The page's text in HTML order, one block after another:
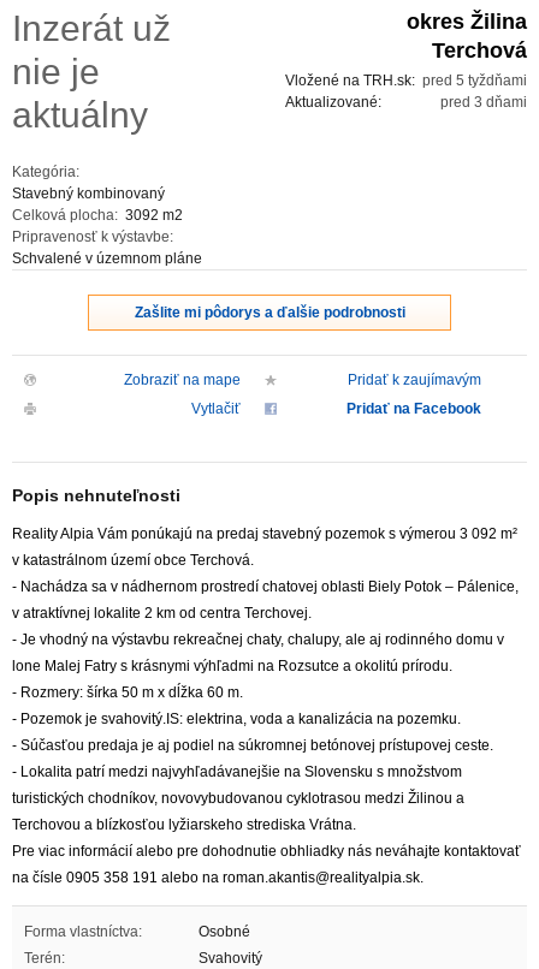
ZVÝRAZNENIE REALITNÝCH INZERÁTOV
OBCHODNÉ PODMIENKY
Inzerát už
nie je
aktuálny
Kategória:
Stavebný kombinovaný
Celková plocha: 3092 m2
Pripravenosť k výstavbe:
Schvalené v územnom pláne
okres Žilina
Terchová
pred 5 tyždňami
Vložené na TRH.sk:
pred 3 dňami
Aktualizované:
Zašlite mi pôdorys a ďalšie podrobnosti
Zobraziť na mape
Pridať k zaujímavým
Vytlačiť
Pridať na Facebook
Popis nehnuteľnosti
Reality Alpia Vám ponúkajú na predaj stavebný pozemok s výmerou 3 092 m²
v katastrálnom území obce Terchová.
- Nachádza sa v nádhernom prostredí chatovej oblasti Biely Potok – Pálenice,
v atraktívnej lokalite 2 km od centra Terchovej.
- Je vhodný na výstavbu rekreačnej chaty, chalupy, ale aj rodinného domu v
lone Malej Fatry s krásnymi výhľadmi na Rozsutce a okolitú prírodu.
- Rozmery: šírka 50 m x dĺžka 60 m.
- Pozemok je svahovitý.IS: elektrina, voda a kanalizácia na pozemku.
- Súčasťou predaja je aj podiel na súkromnej betónovej prístupovej ceste.
- Lokalita patrí medzi najvyhľadávanejšie na Slovensku s množstvom
turistických chodníkov, novovybudovanou cyklotrasou medzi Žilinou a
Terchovou a blízkosťou lyžiarskeho strediska Vrátna.
Pre viac informácií alebo pre dohodnutie obhliadky nás neváhajte kontaktovať
na čísle 0905 358 191 alebo na roman.akantis@realityalpia.sk.
Forma vlastníctva:
Osobné
Terén:
Svahovitý